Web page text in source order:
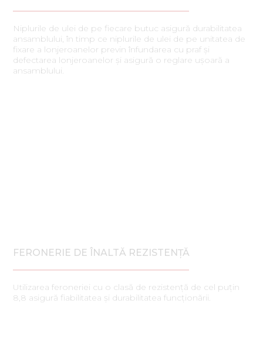
Niplurile de ulei de pe fiecare butuc asigură durabilitatea
ansamblului, în timp ce niplurile de ulei de pe unitatea de
fixare a lonjeroanelor previn înfundarea cu praf și
defectarea lonjeroanelor și asigură o reglare ușoară a
ansamblului.
FERONERIE DE ÎNALTĂ REZISTENȚĂ
Utilizarea feroneriei cu o clasă de rezistență de cel puțin
8,8 asigură fiabilitatea și durabilitatea funcționării.